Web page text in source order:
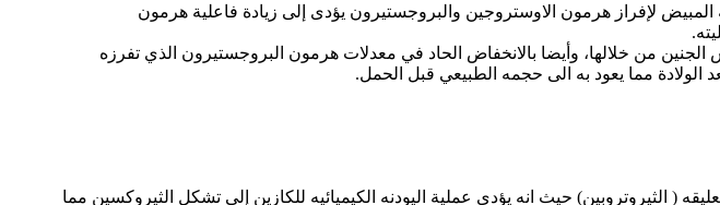
المبيض لإفراز هرمون الاوستروجين والبروجستيرون يؤدى إلى زيادة فاعلية هرمون
الجنين من خلالها، وأيضا بالانخفاض الحاد في معدلات هرمون البروجستيرون الذي تفرزه
مما يعود به الى حجمه الطبيعي قبل الحمل.
( الثيروتروبين) حيث انه يؤدى عملية اليودنه الكيميائيه للكازين إلى تشكل الثيروكسين مما